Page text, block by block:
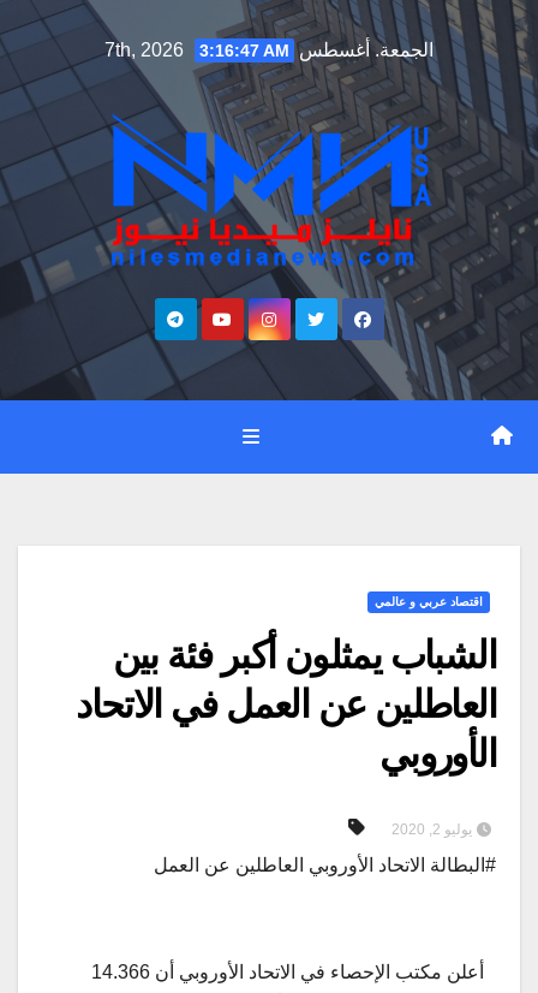
Skip
to
content
الجمعة. أغسطس 7th, 2026 3:16:48 AM
اقتصاد عربي و عالمي
الشباب يمثلون أكبر فئة بين
العاطلين عن العمل في الاتحاد
الأوروبي
يوليو 2, 2020
#البطالة الاتحاد الأوروبي العاطلين عن العمل
أعلن مكتب الإحصاء في الاتحاد الأوروبي أن 14.366